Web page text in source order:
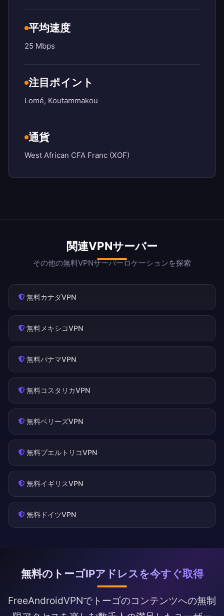
平均速度
25 Mbps
注目ポイント
Lomé, Koutammakou
通貨
West African CFA Franc (XOF)
関連VPNサーバー
その他の無料VPNサーバーロケーションを探索
無料カナダVPN
無料メキシコVPN
無料パナマVPN
無料コスタリカVPN
無料ベリーズVPN
無料プエルトリコVPN
無料イギリスVPN
無料ドイツVPN
無料のトーゴIPアドレスを今すぐ取得
FreeAndroidVPNでトーゴのコンテンツへの無制